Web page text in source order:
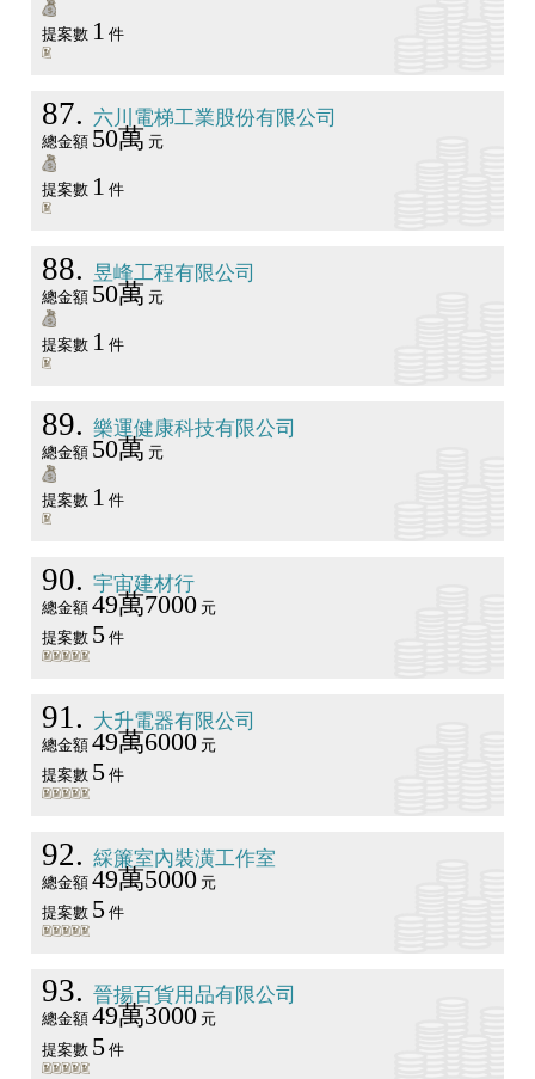
提案數 1 件
87 六川電梯工業股份有限公司
總金額 50萬 元
提案數 1 件
88 昱峰工程有限公司
總金額 50萬 元
提案數 1 件
89 樂運健康科技有限公司
總金額 50萬 元
提案數 1 件
90 宇宙建材行
總金額 49萬7000元
提案數 5件
91 大升電器有限公司
總金額 49萬6000元
提案數 5件
92 綵簾室內裝潢工作室
總金額 49萬5000元
提案數 5件
93 晉揚百貨用品有限公司
總金額 49萬3000元
提案數 5件